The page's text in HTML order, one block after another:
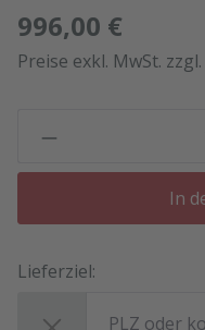
996,00 €
Preise exkl. MwSt.
In
Lieferziel: